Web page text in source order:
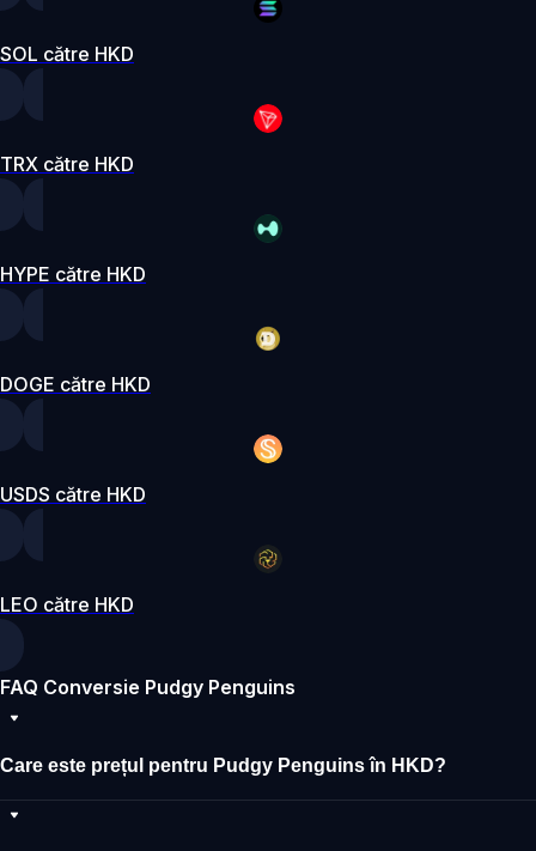
SOL către HKD
TRX către HKD
HYPE către HKD
DOGE către HKD
USDS către HKD
LEO către HKD
FAQ Conversie Pudgy Penguins
Care este prețul pentru Pudgy Penguins în HKD?